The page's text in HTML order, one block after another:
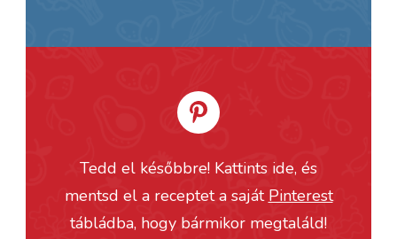
Tedd el későbbre! Kattints ide, és
mentsd el a receptet a saját Pinterest
tábládba, hogy bármikor megtaláld!